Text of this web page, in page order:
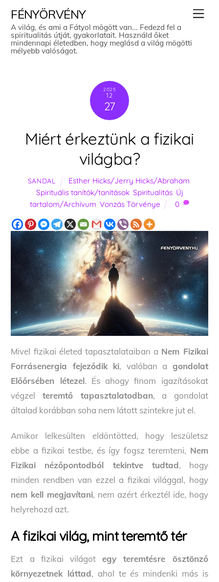
content
FÉNYÖRVÉNY
A világ, és ami a Fátyol mögött van... Fedezd fel a
spiritualitás útját, gyakorlatait. Használd őket
mindennapi életedben, hogy meglásd a világ mögötti
mélyebb valóságot.
2025
12
27
Miért érkeztünk a fizikai
világba?
SANDAL Esther Hicks/Jerry Hicks/Abraham
Spirituális tanítók/tanítások, Spiritualitás, Új
tartalom/Archívum Vonzás Törvénye 0
Mivel fizikai életed tapasztalataiban a Nem Fizikai
Forrásenergia fejeződik ki, valóban a gondolat
Előőrsében létezel. És ahogy finom igazításokat
végzel teremtő tapasztalatodban, a gondolat
általad korábban soha nem látott szintekre jut el.
Amikor lelkesülten eldöntötted, hogy leszületsz
ebbe a fizikai testbe, és így fogsz teremteni, Nem
Fizikai nézőpontodból tekintve tudtad, hogy
minden rendben van ezzel a fizikai világgal, hogy
nem kell megjavítani, nem azért érkeztél ide, hogy
helyrehozd azt.
A fizikai világ, mint teremtő tér
Ezt a fizikai világotegy teremtésre ösztönző
környezetnek láttad, ahol te és mindenki más is